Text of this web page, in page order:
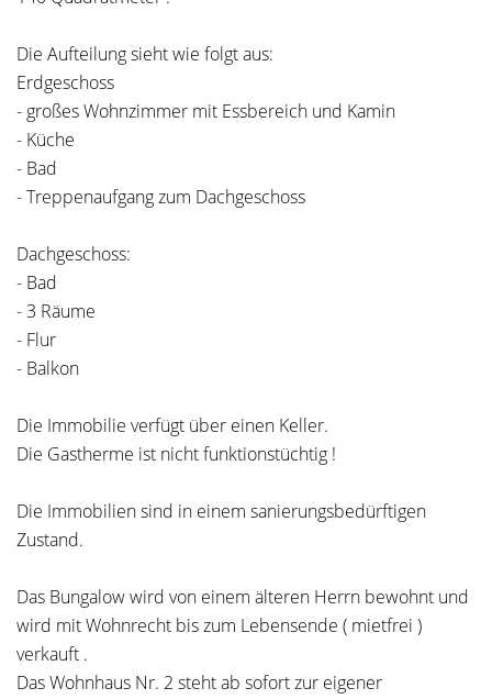
Die Aufteilung sieht wie folgt aus:
Erdgeschoss
- großes Wohnzimmer mit Essbereich und Kamin
- Küche
- Bad
- Treppenaufgang zum Dachgeschoss
Dachgeschoss:
- Bad
- 3 Räume
- Flur
- Balkon
Die Immobilie verfügt über einen Keller.
Die Gastherme ist nicht funktionstüchtig !
Die Immobilien sind in einem sanierungsbedürftigen
Zustand.
Das Bungalow wird von einem älteren Herrn bewohnt und
wird mit Wohnrecht bis zum Lebensende ( mietfrei )
verkauft .
Das Wohnhaus Nr. 2 steht ab sofort zur eigener